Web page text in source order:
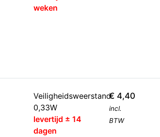
weken
Veiligheidsweerstand
0,33W
levertijd ± 14
dagen
€ 4,40
incl.
BTW